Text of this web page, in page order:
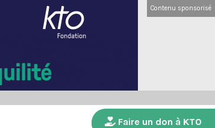
Contenu sponsorisé
Faire un don à KTO